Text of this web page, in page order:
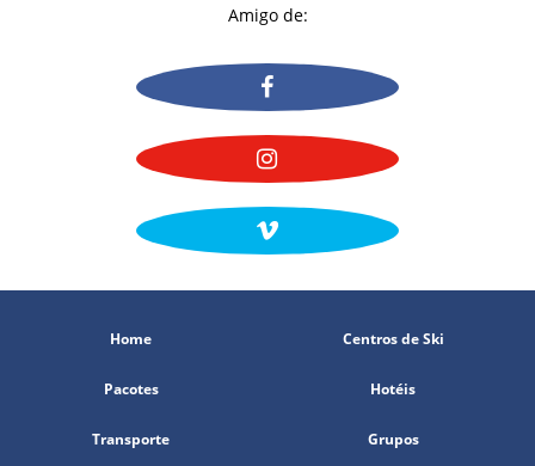
Amigo de:
Home Centros de Ski
Pacotes Hotéis
Transporte Grupos